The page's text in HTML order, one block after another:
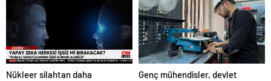
Nükleer silahtan daha
Genç mühendisler, devlet